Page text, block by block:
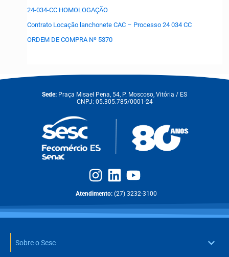
24-034-CC HOMOLOGAÇÃO
Contrato Locação lanchonete CAC – Processo 24 034 CC
ORDEM DE COMPRA Nº 5370
Sede: Praça Misael Pena, 54, P. Moscoso, Vitória / ES
CNPJ: 05.305.785/0001-24
Atendimento: (27) 3232-3100
Sobre o Sesc